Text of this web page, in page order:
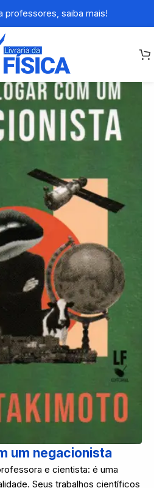
professores, saiba mais!
um negacionista
e cientista: é uma
Seus trabalhos científicos